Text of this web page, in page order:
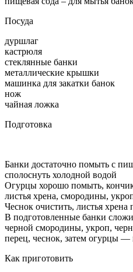
Посуда
дуршлаг
кастрюля
стеклянные банки
металлические крышки
машинка для закатки банок
нож
чайная ложка
Подготовка
Банки достаточно помыть с
сполоснуть холодной водой
Огурцы хорошо помыть,
листья хрена, смородины,
Чеснок очистить, листья хрена
В подготовленные банки
черной смородины, укроп,
перец, чеснок, затем огурцы —
Как приготовить